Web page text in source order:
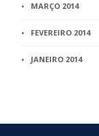
MARÇO 2014
FEVEREIRO 2014
JANEIRO 2014